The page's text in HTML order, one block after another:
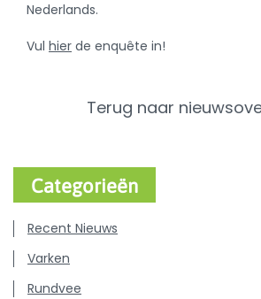
Nederlands.
Vul hier de enquête in!
Terug naar
Categorieën
Recent Nieuws
Varken
Rundvee